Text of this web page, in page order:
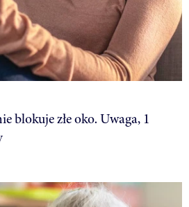
blokuje złe oko. Uwaga, 1